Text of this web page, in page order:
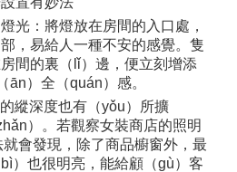
光：將燈放在房間的入口處，
，易給人一種不安的感覺。隻
間的裏（lǐ）邊，便立刻增添
ān）全（quán）感。
縱深度也有（yǒu）所擴
）。若觀察女裝商店的照明
就會發現，除了商品櫥窗外，最
）也很明亮，能給顧（gù）客